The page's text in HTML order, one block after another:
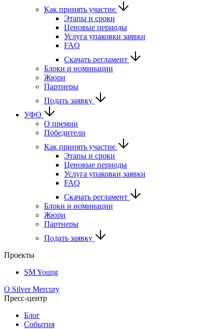
Как принять участие
Этапы и сроки
Ценовые периоды
Услуга упаковки заявки
FAQ
Скачать регламент
Блоки и номинации
Жюри
Партнеры
Подать заявку
УФО
О премии
Победители
Как принять участие
Этапы и сроки
Ценовые периоды
Услуга упаковки заявки
FAQ
Скачать регламент
Блоки и номинации
Жюри
Партнеры
Подать заявку
Проекты
SM Young
О Silver Mercury
Пресс-центр
Блог
События